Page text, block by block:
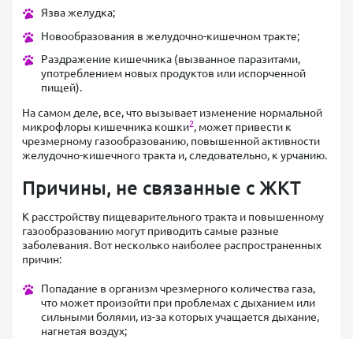
Язва желудка;
Новообразования в желудочно-кишечном тракте;
Раздражение кишечника (вызванное паразитами,
употреблением новых продуктов или испорченной
пищей).
На самом деле, все, что вызывает изменение нормальной
микрофлоры кишечника кошки2, может привести к
чрезмерному газообразованию, повышенной активности
желудочно-кишечного тракта и, следовательно, к урчанию.
Причины, не связанные с ЖКТ
К расстройству пищеварительного тракта и повышенному
газообразованию могут приводить самые разные
заболевания. Вот несколько наиболее распространенных
причин:
Попадание в организм чрезмерного количества газа,
что может произойти при проблемах с дыханием или
сильными болями, из-за которых учащается дыхание,
нагнетая воздух;